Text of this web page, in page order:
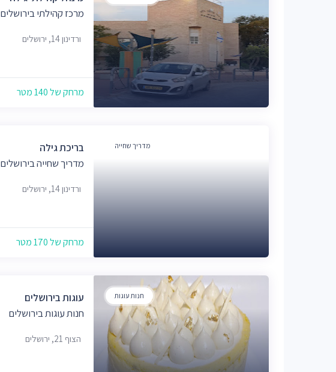
מרכז קהילתי בירושלים
ורדינון 14, ירושלים
מרחק של 140 מטר
מדריך שחייה
בריכת גילה
מדריך שחייה בירושלים
ורדינון 14, ירושלים
מרחק של 170 מטר
חנות עוגות
עוגות בירושלים
חנות עוגות בירושלים
הצוף 21, ירושלים